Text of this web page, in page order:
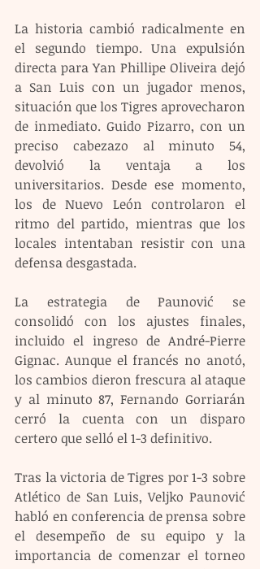
La historia cambió radicalmente en
el segundo tiempo. Una expulsión
directa para Yan Phillipe Oliveira dejó
a San Luis con un jugador menos,
situación que los Tigres aprovecharon
de inmediato. Guido Pizarro, con un
preciso cabezazo al minuto 54,
devolvió la ventaja a los
universitarios. Desde ese momento,
los de Nuevo León controlaron el
ritmo del partido, mientras que los
locales intentaban resistir con una
defensa desgastada.
La estrategia de Paunović se
consolidó con los ajustes finales,
incluido el ingreso de André-Pierre
Gignac. Aunque el francés no anotó,
los cambios dieron frescura al ataque
y al minuto 87, Fernando Gorriarán
cerró la cuenta con un disparo
certero que selló el 1-3 definitivo.
Tras la victoria de Tigres por 1-3 sobre
Atlético de San Luis, Veljko Paunović
habló en conferencia de prensa sobre
el desempeño de su equipo y la
importancia de comenzar el torneo